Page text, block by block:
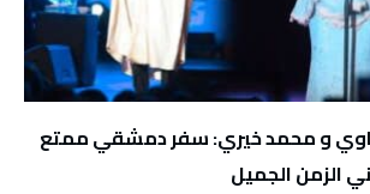
و محمد خيري: سفر دمشقي ممتع
الزمن الجميل